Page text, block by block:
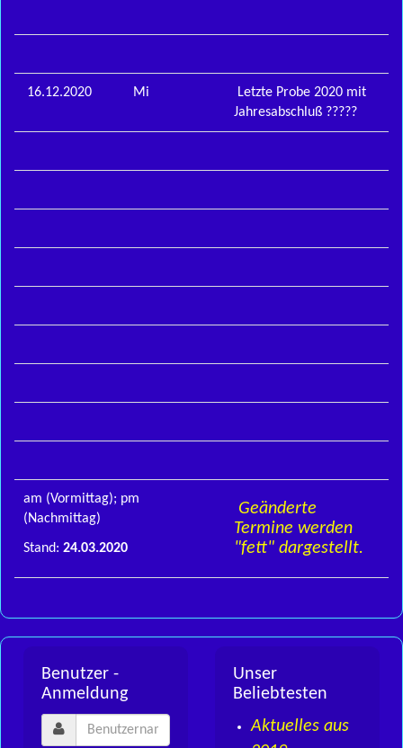
16.12.2020 Mi
Letzte Probe 2020 mit
Jahresabschluß ?????
am (Vormittag); pm
(Nachmittag)
Stand: 24.03.2020
Geänderte
Termine werden
"fett" dargestellt.
Benutzer -
Anmeldung
Unser
Beliebtesten
Aktuelles aus